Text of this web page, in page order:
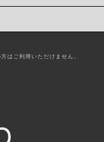
はご利用いただけません。